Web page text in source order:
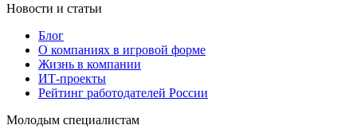
Новости и статьи
Блог
О компаниях в игровой форме
Жизнь в компании
ИТ-проекты
Рейтинг работодателей России
Молодым специалистам